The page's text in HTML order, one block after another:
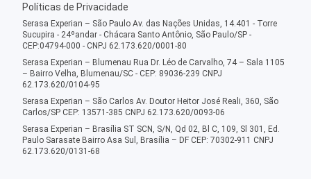
Políticas de Privacidade
Serasa Experian – São Paulo Av. das Nações Unidas, 14.401 - Torre
Sucupira - 24ºandar - Chácara Santo Antônio, São Paulo/SP -
CEP:04794-000 - CNPJ 62.173.620/0001-80
Serasa Experian – Blumenau Rua Dr. Léo de Carvalho, 74 – Sala 1105
– Bairro Velha, Blumenau/SC - CEP: 89036-239 CNPJ
62.173.620/0104-95
Serasa Experian – São Carlos Av. Doutor Heitor José Reali, 360, São
Carlos/SP CEP: 13571-385 CNPJ 62.173.620/0093-06
Serasa Experian – Brasília ST SCN, S/N, Qd 02, Bl C, 109, Sl 301, Ed.
Paulo Sarasate Bairro Asa Sul, Brasília – DF CEP: 70302-911 CNPJ
62.173.620/0131-68